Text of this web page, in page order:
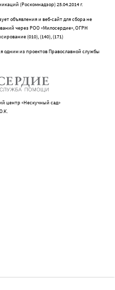
(Роскомнадзор) 25.04.2014 г.
объявления и веб-сайт для сбора не
через РОО «Милосердие», ОГРН
(010), (140), (171)
одним из проектов Православной службы
центр «Нескучный сад»